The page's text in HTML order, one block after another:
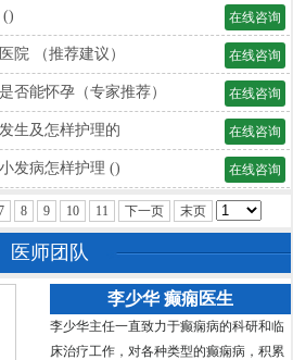
() 在线咨询
院 （推荐建议） 在线咨询
否能怀孕（专家推荐） 在线咨询
生及怎样护理的 在线咨询
发病怎样护理 () 在线咨询
8 9 10 11 下一页 末页
共63页625条
医师团队
李少华 癫痫医生
李少华主任一直致力于癫痫病的科研和临
床治疗工作，对各种类型的癫痫病，积累